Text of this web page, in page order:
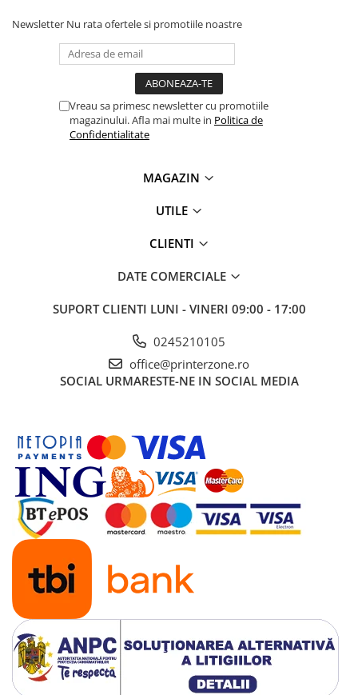
Alte periferice
Accesorii PC
Retelistica
Switch-uri
Access Point-uri
Injectoare PoE
Antene & amplificatoare semnal
Camere IP
PDU
UPS & Stabilizatoare
UPS-uri
Baterii UPS
Accesorii UPS
Servere, Storage & NAS
Servere NAS
Servere
SSD enterprise
HDD enterprise
DAS (Direct Attached Storage)
Newsletter Nu rata ofertele si promotiile noastre
Vreau sa primesc newsletter cu promotiile
magazinului. Afla mai multe in Politica de
Confidentialitate
MAGAZIN
UTILE
CLIENTI
DATE COMERCIALE
SUPORT CLIENTI LUNI - VINERI 09:00 - 17:00
0245210105
office@printerzone.ro
SOCIAL URMARESTE-NE IN SOCIAL MEDIA